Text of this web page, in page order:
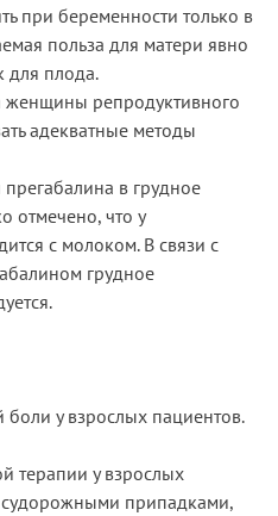
при беременности только в
польза для матери явно
для плода.
репродуктивного
адекватные методы
в грудное
отмечено, что у
с молоком. В связи с
грудное
у взрослых пациентов.
терапии у взрослых
припадками,